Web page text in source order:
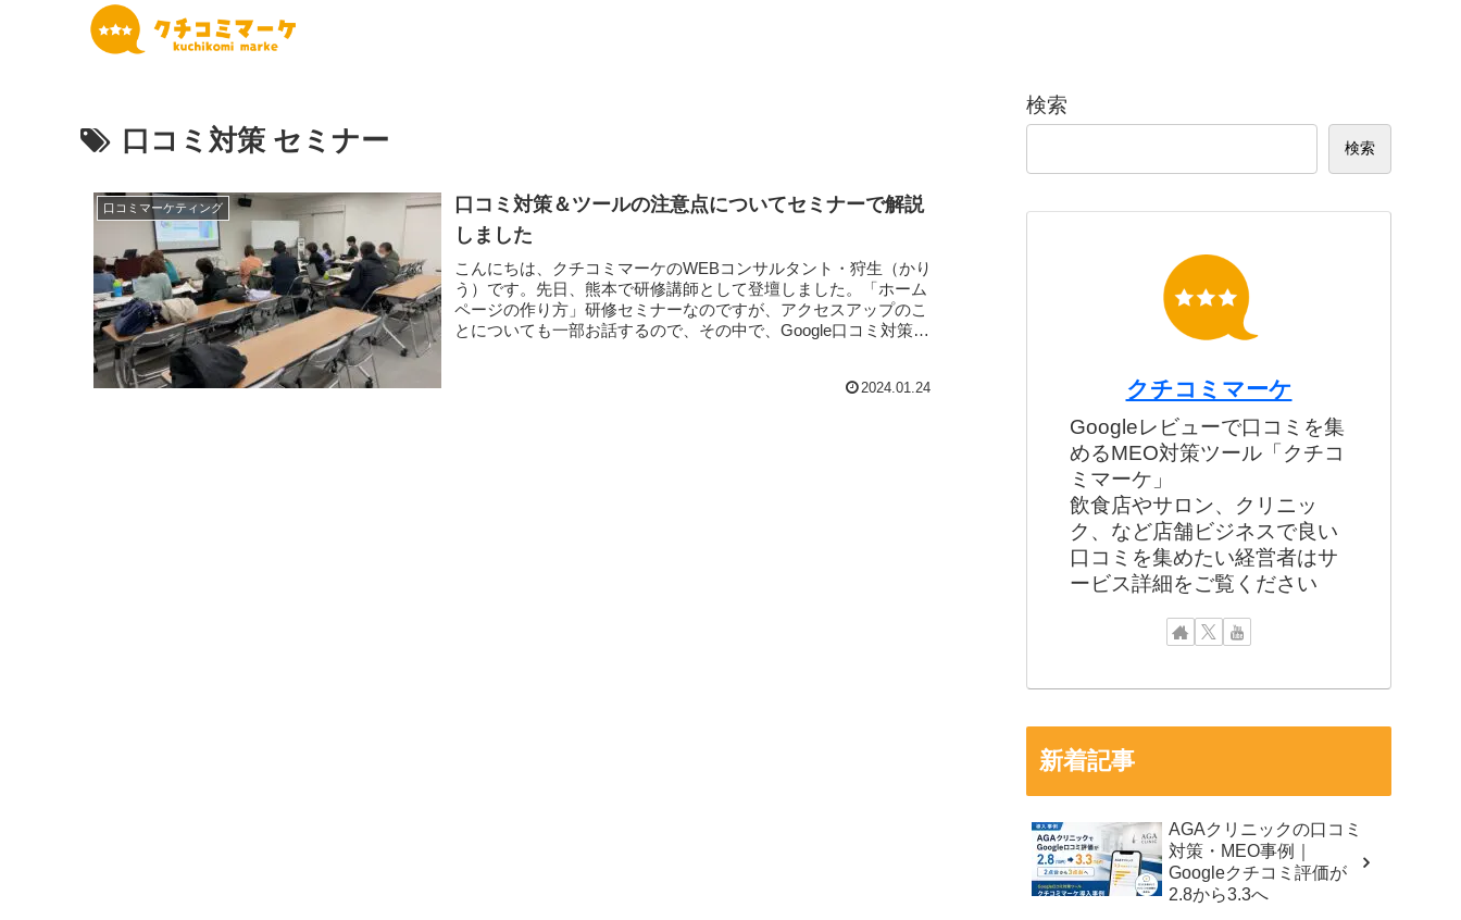
口コミ対策 セミナー
口コミマーケティング
口コミ対策＆ツールの注意点についてセミナーで解説
しました
こんにちは、クチコミマーケのWEBコンサルタント・狩生（かり
う）です。先日、熊本で研修講師として登壇しました。「ホーム
ページの作り方」研修セミナーなのですが、アクセスアップのこ
とについても一部お話するので、その中で、Google口コミ対策
2024.01.24
検索
検索
クチコミマーケ
Googleレビューで口コミを集
めるMEO対策ツール「クチコ
ミマーケ」
飲食店やサロン、クリニッ
ク、など店舗ビジネスで良い
口コミを集めたい経営者はサ
ービス詳細をご覧ください
新着記事
AGAクリニックの口コミ
対策・MEO事例｜
Googleクチコミ評価が
2.8から3.3へ